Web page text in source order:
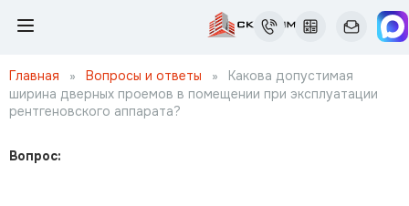
Главная » Вопросы и ответы »
Какова допустимая
ширина дверных проемов в помещении при эксплуатации
рентгеновского аппарата?
Вопрос: